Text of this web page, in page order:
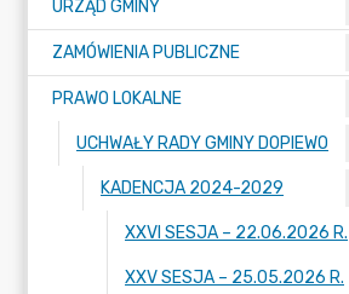
URZĄD GMINY
ZAMÓWIENIA PUBLICZNE
PRAWO LOKALNE
UCHWAŁY RADY GMINY DOPIEWO
KADENCJA 2024-2029
XXVI SESJA – 22.06.2026 R.
XXV SESJA – 25.05.2026 R.